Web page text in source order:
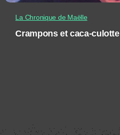
La Chronique de Maëlle
Crampons et caca-culotte